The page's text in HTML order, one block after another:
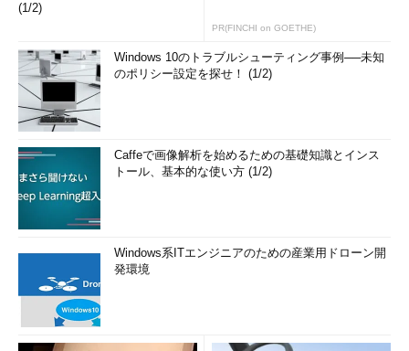
(1/2)
PR(FINCHI on GOETHE)
Windows 10のトラブルシューティング事例──未知
のポリシー設定を探せ！ (1/2)
Caffeで画像解析を始めるための基礎知識とインス
トール、基本的な使い方 (1/2)
Windows系ITエンジニアのための産業用ドローン開
発環境